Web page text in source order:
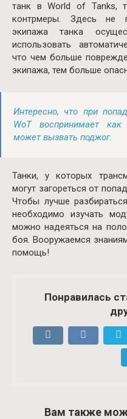
танк в World of Tanks,
контрмеры. Здесь не
экипажа танка
использовать
что чем больше
экипажа, тем больше
Интересно, что при
WoT воспринимает
может вызвать поджог.
Танки, у которых
могут загореться от
Чтобы лучше
необходимо изучать
можно надеяться на
боя. Вооружаемся
помощь!
Понравилась
Вам также